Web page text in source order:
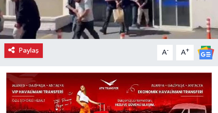
Paylaş A- A+